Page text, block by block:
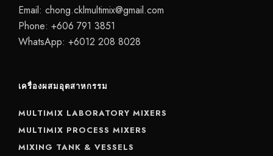
Email: chong.cklmultimix@gmail.com
Phone: +606 791 3851
WhatsApp: +6012 208 8028
เครื่องผสมอุตสาหกรรม
MULTIMIX LABORATORY MIXERS
MULTIMIX PROCESS MIXERS
MIXING TANK & VESSELS